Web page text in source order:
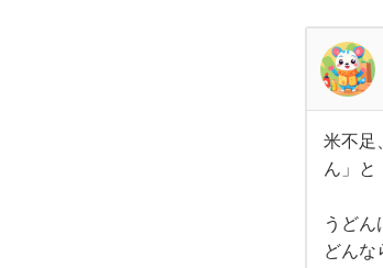
ね。
お子
さん
がい
た
ら、
特に
お
米不足
大変で
お子さ
の主食
して、
米不足
ん」と
うど
どんな